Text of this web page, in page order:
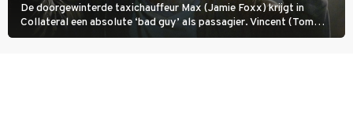
De doorgewinterde taxichauffeur Max (Jamie Foxx) krijgt in
Collateral een absolute ‘bad guy’ als passagier. Vincent (Tom
Cruise) heeft hem nodig om hem de stad door te loodsen om een